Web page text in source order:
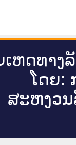
ຫດ​ທາງ​
ໂດຍ:
ສະ​ຫງວນ​